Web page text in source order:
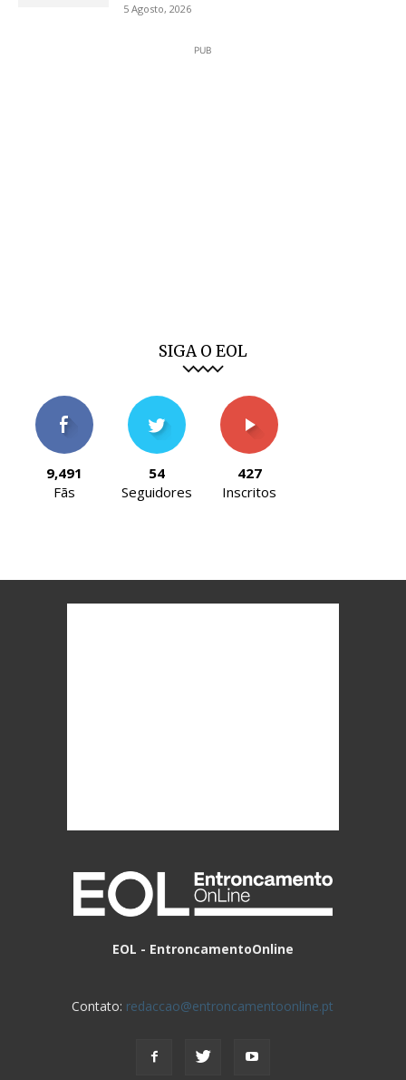
5 Agosto, 2026
PUB
SIGA O EOL
9,491
Fãs
54
Seguidores
427
Inscritos
EOL - EntroncamentoOnline
Contato: redaccao@entroncamentoonline.pt